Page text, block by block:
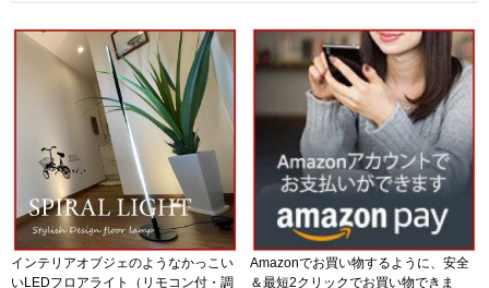
インテリアオブジェのようなかっこい
いLEDフロアライト（リモコン付・調
Amazonでお買い物するように、安全
＆最短2クリックでお買い物できま